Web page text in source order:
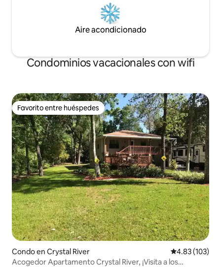
Aire acondicionado
Condominios vacacionales con wifi
Favorito entre huéspedes
Favorito entre huéspedes
Condo en Crystal River Calificación
4.83 (103)
Acogedor Apartamento Crystal River, ¡Visita a los